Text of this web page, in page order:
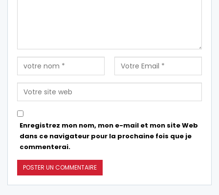
Enregistrez mon nom, mon e-mail et mon site Web
dans ce navigateur pour la prochaine fois que je
commenterai.